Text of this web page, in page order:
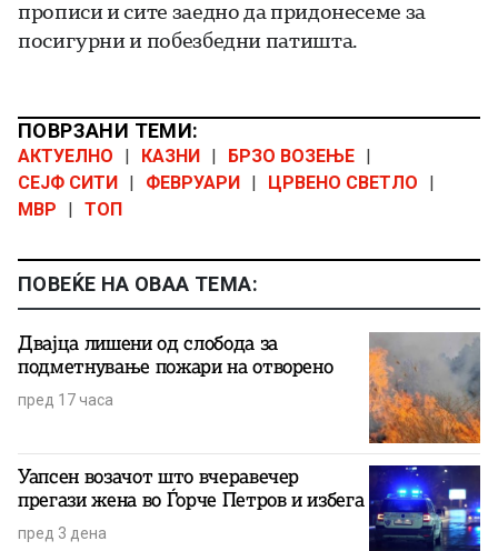
прописи и сите заедно да придонесеме за
посигурни и побезбедни патишта.
ПОВРЗАНИ ТЕМИ:
АКТУЕЛНО | КАЗНИ | БРЗО ВОЗЕЊЕ |
СЕЈФ СИТИ | ФЕВРУАРИ | ЦРВЕНО СВЕТЛО
|
МВР
| ТОП
ПОВЕЌЕ НА ОВАА ТЕМА:
Двајца лишени од слобода за
подметнување пожари на отворено
пред 17 часа
Уапсен возачот што вчеравечер
прегази жена во Ѓорче Петров и избега
пред 3 дена